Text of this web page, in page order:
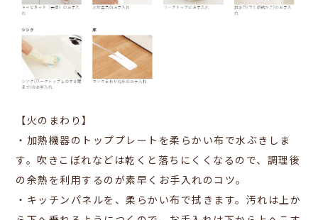
【火のまわり】
・加熱機器のトッププレートを柔らかい布で水ぶきしま
す。吹きこぼれなどは乾くと落ちにくくなるので、調理後
の余熱を利用するのが素早くお手入れのコツ。
・キッチンパネルを、柔らかい布で拭きます。汚れは上か